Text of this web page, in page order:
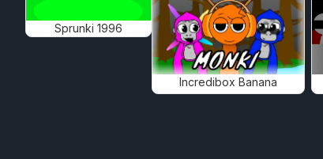
Sprunki 1996
Incredibox Banana